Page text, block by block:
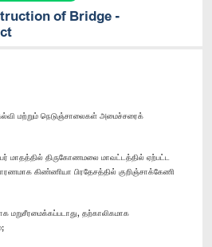
of Bridge -
மற்றும் நெடுஞ்சாலைகள் அமைச்சரைக்
மாதத்தில் திருகோணமலை மாவட்டத்தில் ஏற்பட்ட
கிண்ணியா பிரதேசத்தில் குறிஞ்சாக்கேணி
மறுசீரமைக்கப்படாது, தற்காலிகமாக